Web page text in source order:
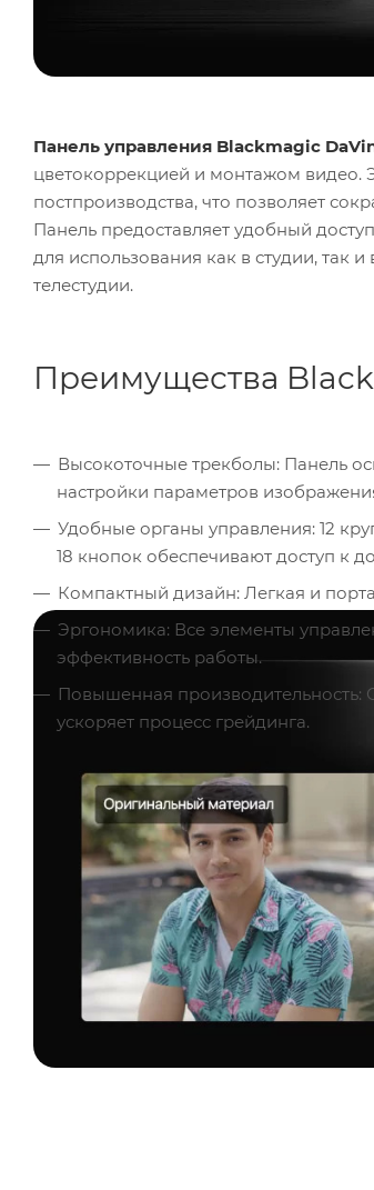
Панель управления Blackmagic
цветокоррекцией и монтажом видео.
постпроизводства, что позволяет
Панель предоставляет удобный
для использования как в студии,
телестудии.
Преимущества
Высокоточные трекболы: Панель
настройки параметров
Удобные органы управления: 12
18 кнопок обеспечивают доступ к
Компактный дизайн: Легкая и
Эргономика: Все элементы
эффективность работы.
Повышенная производительность:
ускоряет процесс грейдинга.